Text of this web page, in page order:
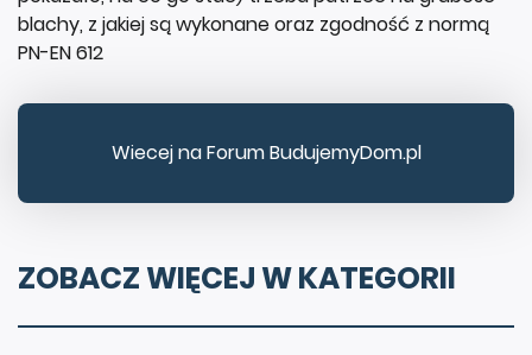
blachy, z jakiej są wykonane oraz zgodność z normą
PN-EN 612
Wiecej na Forum BudujemyDom.pl
ZOBACZ WIĘCEJ W KATEGORII